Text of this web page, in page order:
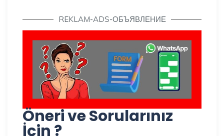
REKLAM-ADS-ОБЪЯВЛЕНИЕ
Öneri ve Sorularınız
İçin ?